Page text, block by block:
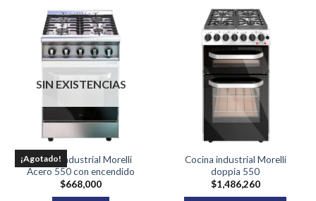
SIN EXISTENCIAS
¡Agotado!
Cocina industrial Morelli
Acero 550 con encendido
$668,000
Cocina industrial Morelli
doppia 550
$1,486,260